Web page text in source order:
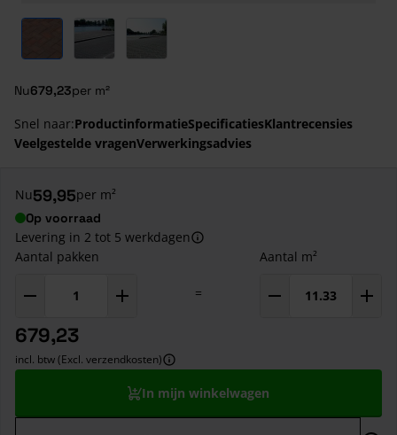
View larger imageView larger imageView larger image
Nu679,23per m²
Snel naar:ProductinformatieSpecificatiesKlantrecensies
Veelgestelde vragenVerwerkingsadvies
Nu59,95per m²
Op voorraad
Levering in 2 tot 5 werkdagen
Aantal pakken
=
Aantal m²
679,23
incl. btw (Excl. verzendkosten)
In mijn winkelwagen